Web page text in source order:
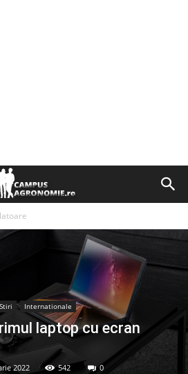
Stiri Internationale
laptop cu ecran
2022 542 0